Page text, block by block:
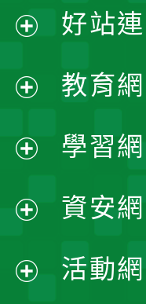
開
選
單
開
選
單
開
選
單
開
選
開
好站
教育
學習
資安
活動